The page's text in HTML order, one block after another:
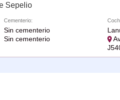
Sepelio
Cementerio:
Sin cementerio
Sin cementerio